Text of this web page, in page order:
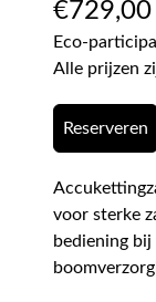
€729,00
Eco-
Alle prijzen
Reserveren
voor sterke
bediening